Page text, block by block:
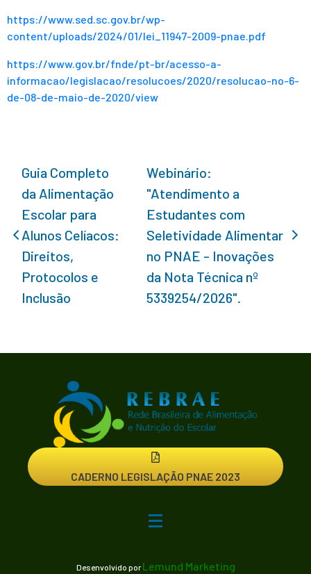
https://www.sed.sc.gov.br/wp-
content/uploads/2024/01/lei_11947-2009-pnae.pdf
https://www.gov.br/fnde/pt-br/acesso-a-
informacao/legislacao/resolucoes/2020/resolucao-no-6-
de-08-de-maio-de-2020/view
Guia Completo
da Alimentação
Escolar para
Alunos Celíacos:
Direitos,
Protocolos e
Inclusão
Webinário:
"Atendimento a
Estudantes com
Seletividade Alimentar
no PNAE - Inovações
da Nota Técnica nº
5339254/2026".
CADERNO LEGISLAÇÃO PNAE 2023
Desenvolvido por Lemund Marketing